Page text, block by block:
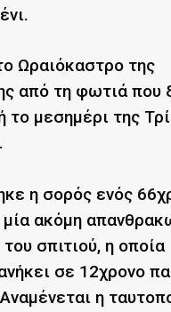
Ωραιόκαστρο της
από τη φωτιά που
το μεσημέρι της
η σορός ενός
μία ακόμη
σπιτιού, η οποία
σε 12χρονο
η